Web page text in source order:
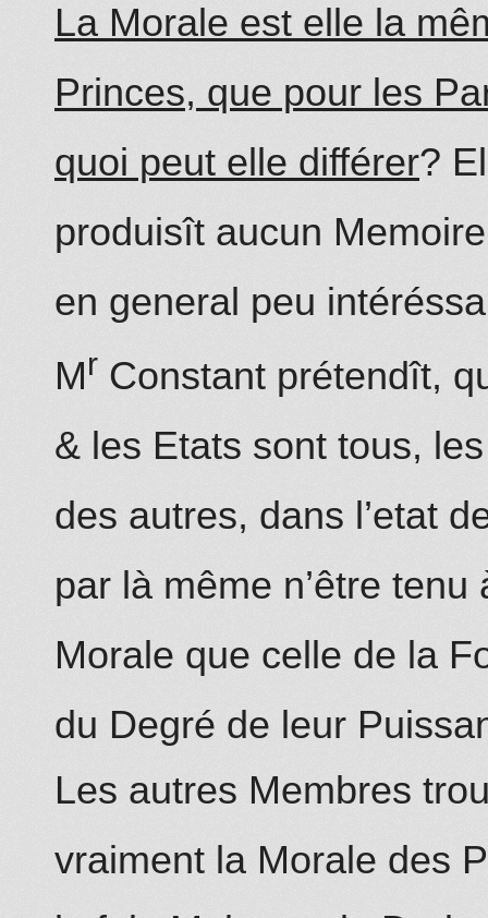
La Morale est elle la
Princes, que pour les
quoi peut elle différer?
produisît aucun
en general peu
Mr Constant prétendît,
& les Etats sont tous,
des autres, dans l’etat
par là même n’être tenu
Morale que celle de la
du Degré de leur
Les autres Membres
vraiment la Morale des